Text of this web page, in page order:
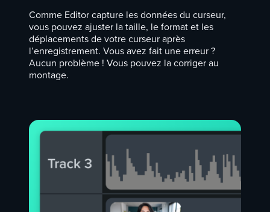
Comme Editor capture les données du curseur,
vous pouvez ajuster la taille, le format et les
déplacements de votre curseur après
l’enregistrement. Vous avez fait une erreur ?
Aucun problème ! Vous pouvez la corriger au
montage.